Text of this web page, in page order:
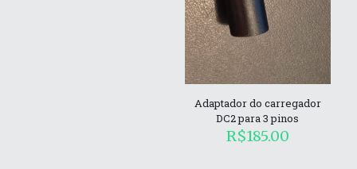
Adaptador do carregador
DC2 para 3 pinos
R$185.00